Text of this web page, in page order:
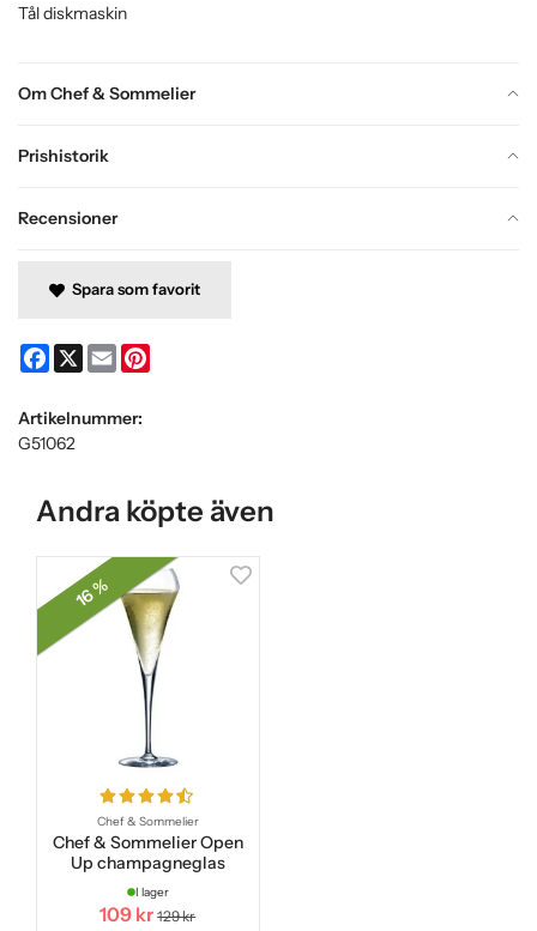
Om Chef & Sommelier
Prishistorik
Recensioner
Tål diskmaskin
Spara som favorit
Facebook
X Email
Artikelnummer:
G51062
Andra köpte även
16 %
Chef & Sommelier
Chef & Sommelier Open
Up champagneglas
I lager
109 kr 129 kr